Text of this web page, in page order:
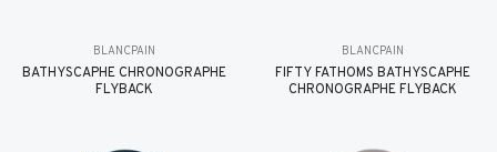
BLANCPAIN
BATHYSCAPHE CHRONOGRAPHE
FLYBACK
BLANCPAIN
FIFTY FATHOMS BATHYSCAPHE
CHRONOGRAPHE FLYBACK